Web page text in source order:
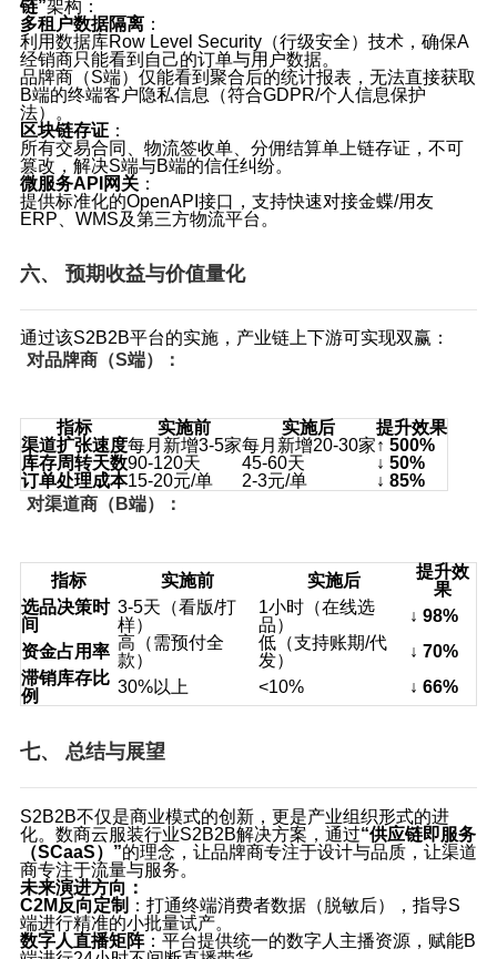
链”架构：
多租户数据隔离：
利用数据库Row Level Security（行级安全）技术，确保A
经销商只能看到自己的订单与用户数据。
品牌商（S端）仅能看到聚合后的统计报表，无法直接获取
B端的终端客户隐私信息（符合GDPR/个人信息保护
法）。
区块链存证：
所有交易合同、物流签收单、分佣结算单上链存证，不可
篡改，解决S端与B端的信任纠纷。
微服务API网关：
提供标准化的OpenAPI接口，支持快速对接金蝶/用友
ERP、WMS及第三方物流平台。
六、 预期收益与价值量化
通过该S2B2B平台的实施，产业链上下游可实现双赢：
对品牌商（S端）：
指标 实施前 实施后
提升效果
渠道扩张速度每月新增3‑5家每月新增20‑30家↑ 500%
库存周转天数90‑120天 45‑60天
↓ 50%
订单处理成本15‑20元/单 2‑3元/单
↓ 85%
对渠道商（B端）：
指标 实施前 实施后
提升效
果
选品决策时
间
3‑5天（看版/打
样）
1小时（在线选
品）
↓ 98%
资金占用率 高（需预付全
款）
低（支持账期/代
发）
↓ 70%
滞销库存比
例
30%以上 <10% ↓ 66%
七、 总结与展望
S2B2B不仅是商业模式的创新，更是产业组织形式的进
化。数商云服装行业S2B2B解决方案，通过“供应链即服务
（SCaaS）”的理念，让品牌商专注于设计与品质，让渠道
商专注于流量与服务。
未来演进方向：
C2M反向定制 ：打通终端消费者数据（脱敏后），指导S
端进行精准的小批量试产。
数字人直播矩阵：平台提供统一的数字人主播资源，赋能B